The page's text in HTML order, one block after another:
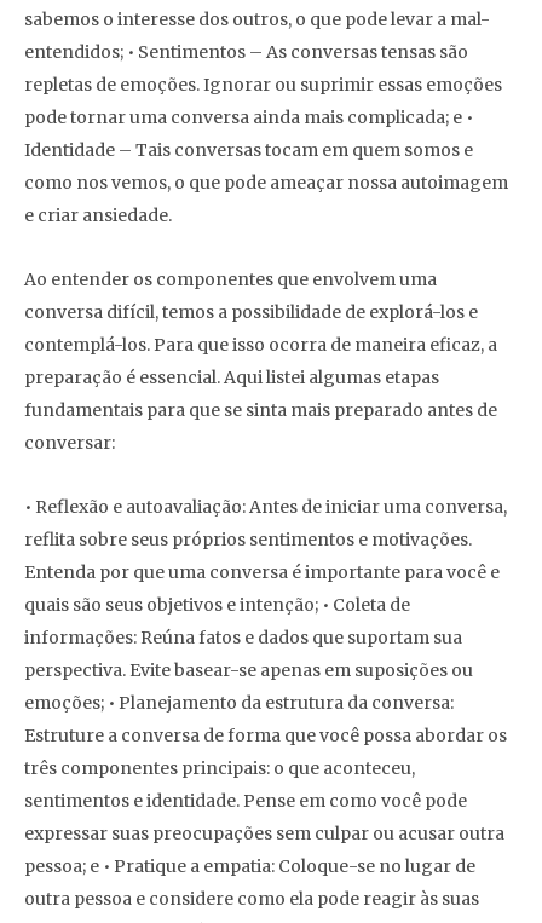
sabemos o interesse dos outros, o que pode levar a mal-
entendidos; • Sentimentos – As conversas tensas são
repletas de emoções. Ignorar ou suprimir essas emoções
pode tornar uma conversa ainda mais complicada; e •
Identidade – Tais conversas tocam em quem somos e
como nos vemos, o que pode ameaçar nossa autoimagem
e criar ansiedade.
Ao entender os componentes que envolvem uma
conversa difícil, temos a possibilidade de explorá-los e
contemplá-los. Para que isso ocorra de maneira eficaz, a
preparação é essencial. Aqui listei algumas etapas
fundamentais para que se sinta mais preparado antes de
conversar:
• Reflexão e autoavaliação: Antes de iniciar uma conversa,
reflita sobre seus próprios sentimentos e motivações.
Entenda por que uma conversa é importante para você e
quais são seus objetivos e intenção; • Coleta de
informações: Reúna fatos e dados que suportam sua
perspectiva. Evite basear-se apenas em suposições ou
emoções; • Planejamento da estrutura da conversa:
Estruture a conversa de forma que você possa abordar os
três componentes principais: o que aconteceu,
sentimentos e identidade. Pense em como você pode
expressar suas preocupações sem culpar ou acusar outra
pessoa; e • Pratique a empatia: Coloque-se no lugar de
outra pessoa e considere como ela pode reagir às suas